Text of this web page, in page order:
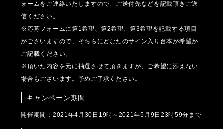
ォームをご連絡いたしますので、ご送付先などを記載頂きご送
信ください。
※応募フォームに第1希望、第2希望、第3希望を記載する項目
がございますので、そちらにどなたのサイン入り台本が希望か
ご記載ください。
※頂いた内容を元に抽選させて頂きますが、ご希望に添えない
場合もございます。予めご了承ください。
キャンペーン期間
開催期間：2021年4月30日19時～2021年5月9日23時59分まで